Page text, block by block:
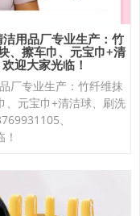
用品厂专业生产：竹
、擦车巾、元宝巾+清
迎大家光临！
厂专业生产：竹纤维抹
、元宝巾+清洁球、刷洗
、